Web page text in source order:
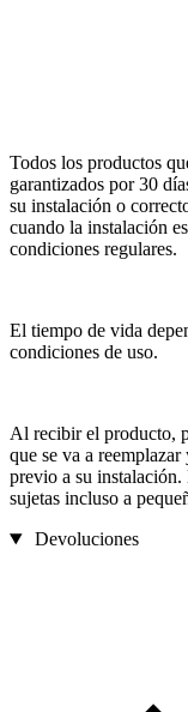
Todos los productos
garantizados por 30
su instalación o
cuando la instalación
condiciones regulares.
El tiempo de vida
condiciones de uso.
Al recibir el producto,
que se va a
previo a su
sujetas incluso a
Devoluciones